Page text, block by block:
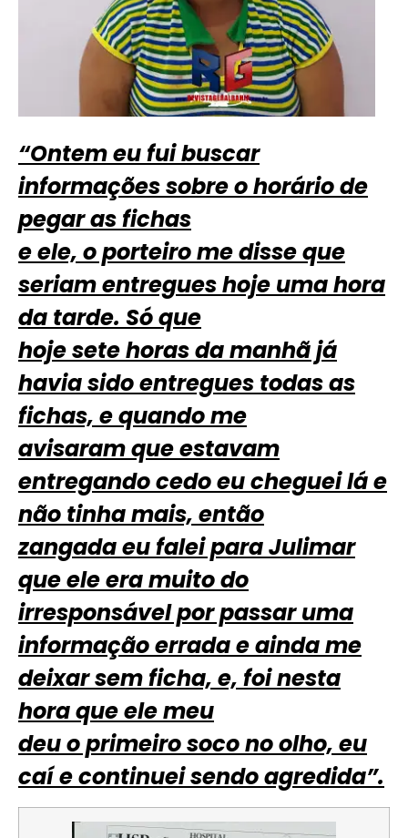
“Ontem eu fui buscar
informações sobre o horário de
pegar as fichas
e ele, o porteiro me disse que
seriam entregues hoje uma hora
da tarde. Só que
hoje sete horas da manhã já
havia sido entregues todas as
fichas, e quando me
avisaram que estavam
entregando cedo eu cheguei lá e
não tinha mais, então
zangada eu falei para Julimar
que ele era muito do
irresponsável por passar uma
informação errada e ainda me
deixar sem ficha, e, foi nesta
hora que ele meu
deu o primeiro soco no olho, eu
caí e continuei sendo agredida”.